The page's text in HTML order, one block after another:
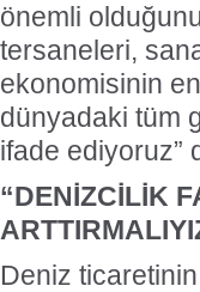
önemli
tersaneleri,
ekonomisinin
dünyadaki tüm
ifade ediyoruz”
“DENİZCİLİK
Deniz